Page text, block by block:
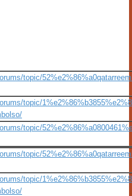
topic/
topic/
topic/
topic/
topic/